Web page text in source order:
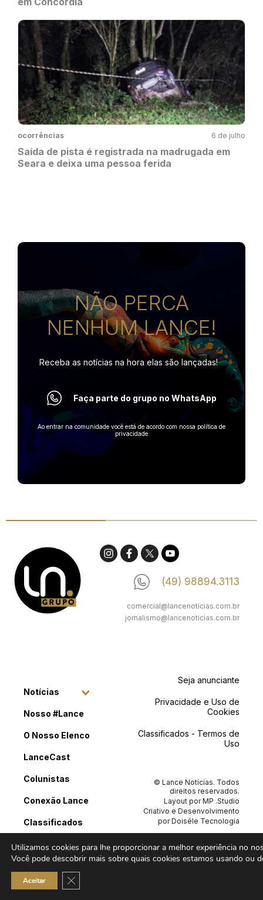
ocorrências 6 de julho
Saída de pista é registrada na madrugada em
Seara e deixa uma pessoa ferida
NÃO PERCA
NENHUM LANCE!
Receba as notícias na hora elas são lançadas!
Faça parte do grupo no WhatsApp
Ao entrar na comunidade você está de acordo com nossa política de
privacidade
(49) 98894.3113
comercial@lancenoticias.com.br
jornalismo@lancenoticias.com.br
Notícias
Nosso #Lance
O Nosso Elenco
LanceCast
Colunistas
Conexão Lance
Classificados
Contato
Seja anunciante
Privacidade e Uso de
Cookies
Classificados - Termos de
Uso
© Lance Notícias. Todos
direitos reservados.
Layout porMP .Studio
Criativo e Desenvolvimento
porDoiséle Tecnologia
Utilizamos cookies para lhe proporcionar a melhor experiência no
Você pode descobrir mais sobre quais cookies estamos usando ou
Aceitar Close GDPR Cookie Banner